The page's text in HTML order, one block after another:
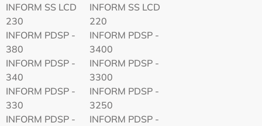
INFORM SS LCD
230
INFORM SS LCD
220
INFORM PDSP -
380
INFORM PDSP -
3400
INFORM PDSP -
340
INFORM PDSP -
3300
INFORM PDSP -
330
INFORM PDSP -
3250
INFORM PDSP -
INFORM PDSP -